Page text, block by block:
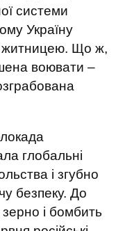
системи
Україну
житницею. Що ж,
воювати –
глобальні
і згубно
безпеку. До
зерно і бомбить